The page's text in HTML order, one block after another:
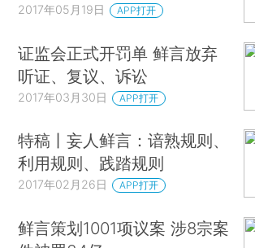
2017年05月19日 APP打开
证监会正式开罚单 鲜言放弃
听证、复议、诉讼
2017年03月30日 APP打开
特稿丨妄人鲜言：谙熟规则、
利用规则、践踏规则
2017年02月26日 APP打开
鲜言策划1001项议案 涉8宗案